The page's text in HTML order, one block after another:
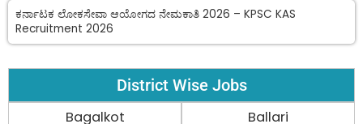
ಕರ್ನಾಟಕ ಲೋಕಸೇವಾ ಆಯೋಗದ ನೇಮಕಾತಿ 2026 – KPSC KAS
Recruitment 2026
District Wise Jobs
Bagalkot
Ballari